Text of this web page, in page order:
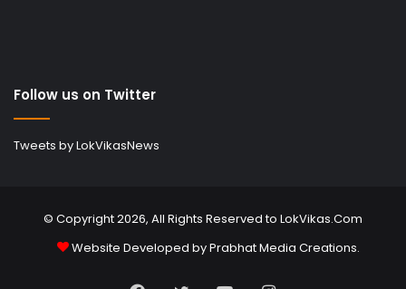
Follow us on Twitter
Tweets by LokVikasNews
© Copyright 2026, All Rights Reserved to LokVikas.Com
Website Developed byPrabhat Media Creations.